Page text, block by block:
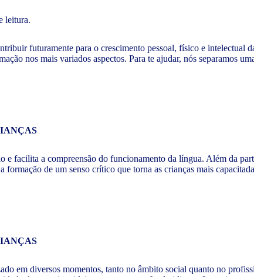
leitura.
futuramente para o crescimento pessoal, físico e intelectual
nos mais variados aspectos. Para te ajudar, nós separamos
e facilita a compreensão do funcionamento da língua. Além da
de um senso crítico que torna as crianças mais
em diversos momentos, tanto no âmbito social quanto no